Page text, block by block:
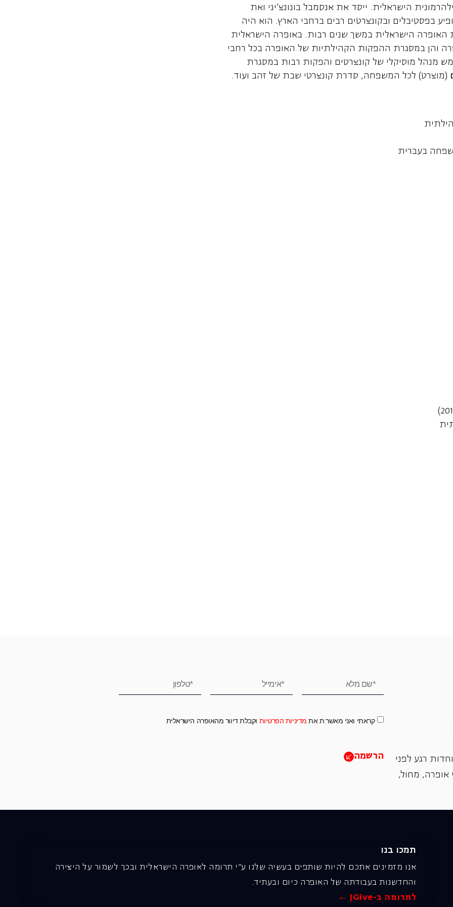
הישראלית. ייסד את אנסמבל בונונצ'יני ואת
בפסטיבלים ובקונצרטים רבים ברחבי הארץ. הוא היה
האופרה הישראלית במשך שנים רבות. באופרה הישראלית
והן במסגרת ההפקות הקהילתיות של האופרה בכל רחבי
מנהל מוסיקלי של קונצרטים והפקות רבות במסגרת
(מוצרט) לכל המשפחה, סדרת קונצרטי שבת של זהב ועוד.
רגע לפני
אופרה, ‏מחול,
קראתי ואני מאשר.ת את מדיניות הפרטיות וקבלת דיוור מהאופרה הישראלית
הרשמה
תמכו בנו
אנו מזמינים אתכם להיות שותפים בעשיה שלנו ע"י תרומה לאופרה הישראלית ובכך לשמור על היצירה
והחדשנות בעבודתה של האופרה כיום ובעתיד.
לתרומה ב-JGive ←